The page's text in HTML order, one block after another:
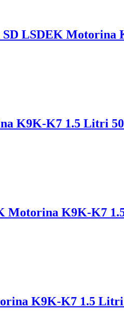
SD LSDEK
K9K-K7 1.5 Litri
Motorina K9K-K7
K9K-K7 1.5